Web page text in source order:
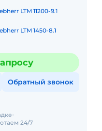
LTM 11200-9.1
LTM 1450-8.1
Обратный звонок
24/7